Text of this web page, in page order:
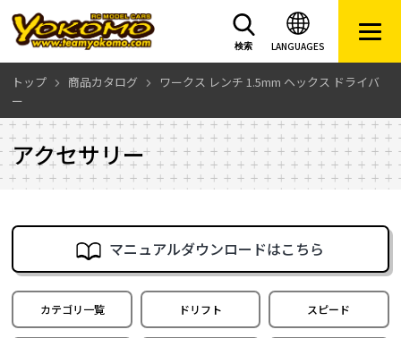
LANGUAGES
検索
トップ 商品カタログ
ワークス レンチ 1.5mm ヘックス ドライバ
ー
アクセサリー
マニュアルダウンロードはこちら
カテゴリ一覧 ドリフト スピード